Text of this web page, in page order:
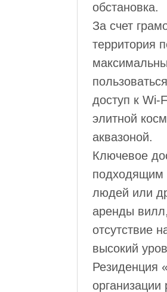
обстановка.
За счет
территория
доступ к
элитной
аквазоной.
Ключевое
подходящим
людей или
аренды
отсутствие
высокий
Резиденция